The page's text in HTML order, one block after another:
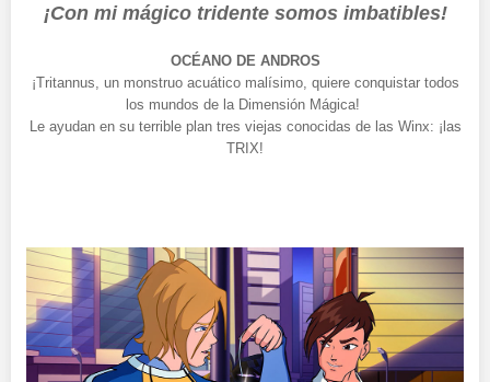
¡Con mi mágico tridente somos imbatibles!
OCÉANO DE ANDROS
¡Tritannus, un monstruo acuático malísimo, quiere conquistar todos
los mundos de la Dimensión Mágica!
Le ayudan en su terrible plan tres viejas conocidas de las Winx: ¡las
TRIX!